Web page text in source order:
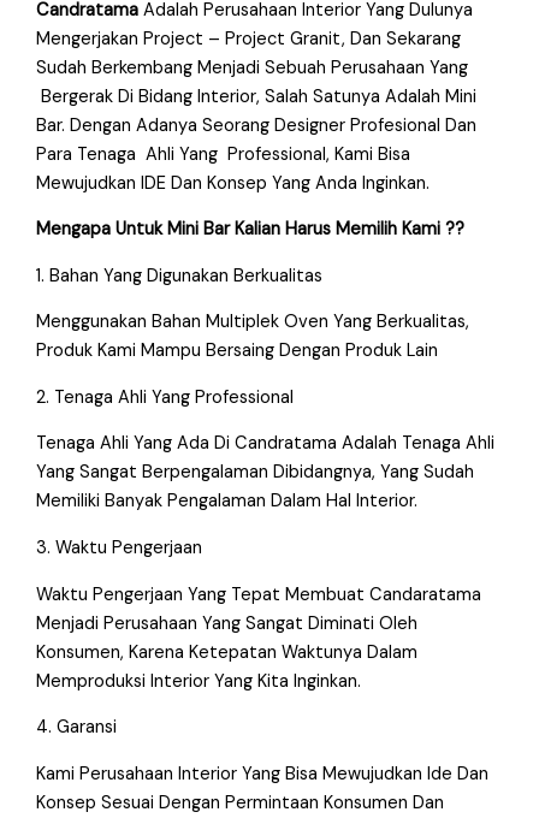
CandratamaAdalah Perusahaan Interior Yang Dulunya
Mengerjakan Project – Project Granit, Dan Sekarang
Sudah Berkembang Menjadi Sebuah Perusahaan Yang
Bergerak Di Bidang Interior, Salah Satunya Adalah Mini
Bar. Dengan Adanya Seorang Designer Profesional Dan
Para Tenaga Ahli Yang Professional, Kami Bisa
Mewujudkan IDE Dan Konsep Yang Anda Inginkan.
Mengapa Untuk Mini Bar Kalian Harus Memilih Kami ??
1. Bahan Yang Digunakan Berkualitas
Menggunakan Bahan Multiplek Oven Yang Berkualitas,
Produk Kami Mampu Bersaing Dengan Produk Lain
2. Tenaga Ahli Yang Professional
Tenaga Ahli Yang Ada Di Candratama Adalah Tenaga Ahli
Yang Sangat Berpengalaman Dibidangnya, Yang Sudah
Memiliki Banyak Pengalaman Dalam Hal Interior.
3. Waktu Pengerjaan
Waktu Pengerjaan Yang Tepat Membuat Candaratama
Menjadi Perusahaan Yang Sangat Diminati Oleh
Konsumen, Karena Ketepatan Waktunya Dalam
Memproduksi Interior Yang Kita Inginkan.
4. Garansi
Kami Perusahaan Interior Yang Bisa Mewujudkan Ide Dan
Konsep Sesuai Dengan Permintaan Konsumen Dan